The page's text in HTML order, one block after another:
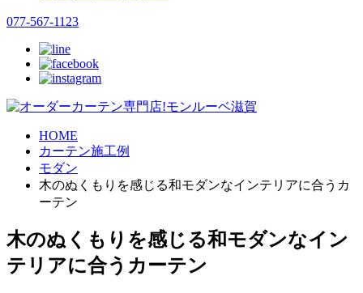
077-567-1123
HOME
カーテン施工例
モダン
木のぬくもりを感じる和モダンなインテリアに合うカ
ーテン
木のぬくもりを感じる和モダンなイン
テリアに合うカーテン